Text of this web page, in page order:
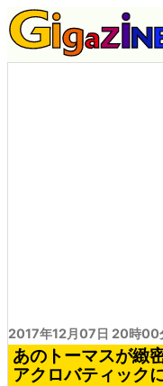
2017年12月07日 20時00
あのトーマスが緻
アクロバティック